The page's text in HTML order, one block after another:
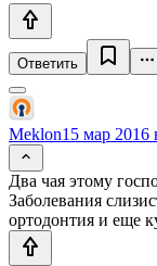
Ответить
Meklon15 мар 2016
Два чая этому
Заболевания
ортодонтия и еще